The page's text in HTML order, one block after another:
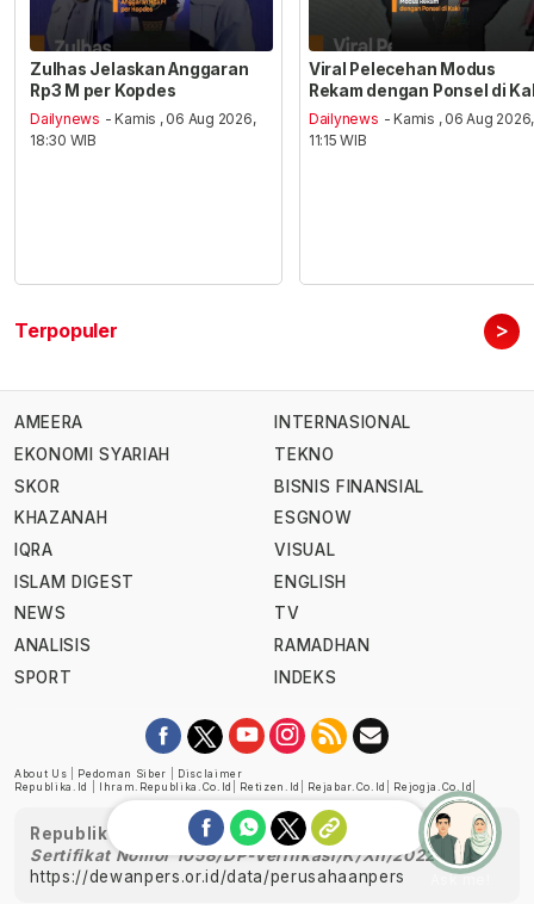
Zulhas Jelaskan Anggaran
Rp3 M per Kopdes
Dailynews - Kamis , 06 Aug 2026,
18:30 WIB
Viral Pelecehan Modus
Rekam dengan Ponsel di
Dailynews - Kamis , 06 Aug 2026,
11:15 WIB
Terpopuler >
AMEERA
EKONOMI SYARIAH
SKOR
KHAZANAH
IQRA
ISLAM DIGEST
NEWS
ANALISIS
SPORT
INTERNASIONAL
TEKNO
BISNIS FINANSIAL
ESGNOW
VISUAL
ENGLISH
TV
RAMADHAN
INDEKS
About Us Pedoman Siber
Disclaimer
Republika.id
Ihram.republika.co.id Retizen.id Rejabar.co.id Rejogja.co.id
Republika telah diverifikasi oleh Dewan Pers
Sertifikat Nomor 1058/DP-Verifikasi/K/XII/2022
https://dewanpers.or.id/data/perusahaanpers
Ask me!